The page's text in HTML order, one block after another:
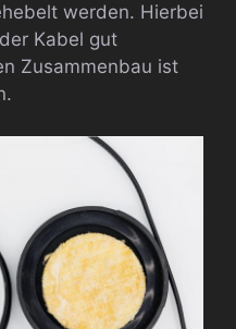
werden. Hierbei
Kabel gut
Zusammenbau ist